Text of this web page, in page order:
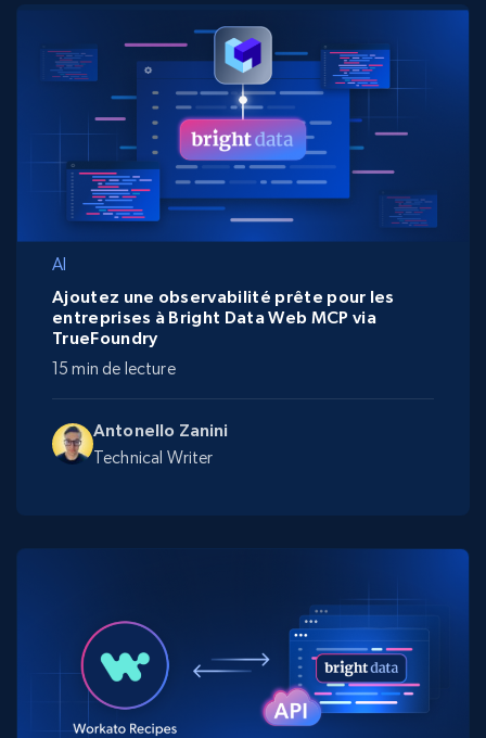
AI
Antonello Zanini
Technical Writer
Ajoutez une observabilité prête pour les
entreprises à Bright Data Web MCP via
TrueFoundry
15 min de lecture